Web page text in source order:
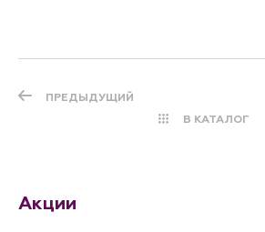
ПРЕДЫДУЩИЙ
В КАТАЛОГ
Акции